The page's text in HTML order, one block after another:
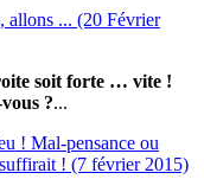
allons ... (20 Février
soit forte … vite !
?...
! Mal-pensance ou
! (7 février 2015)